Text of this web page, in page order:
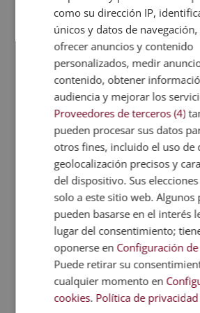
cambien la perspectiva, que le
crecer. Ofreceactividades
emocionalmente: retiros,
autoconocimiento,
(creatividad, cocina,
culturales profundas.
Tecnología
invisible)
Los viajeros quieren
pensar en la tecnología. No se
con robots, sino de facilitar la
con un clic, llaves digitales,
traducción simultánea…
¿pueden tus clientes hacer todo
de calidad? ¿La comunicación es
herramientas que mejoren al
quitarle el encanto humano.
como su dirección IP,
únicos y datos de
ofrecer anuncios y contenido
personalizados, medir
contenido, obtener
audiencia y mejorar los
Proveedores de terceros (4)
pueden procesar sus datos
otros fines, incluido el uso de
geolocalización precisos y
del dispositivo. Sus
solo a este sitio web. Algunos
pueden basarse en el interés
lugar del consentimiento;
oponerse en Configuración
Puede retirar su
cualquier momento en
cookies. Política de privacidad